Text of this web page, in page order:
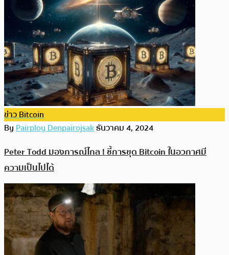
ข่าว Bitcoin
ByPairploy Denpairojsakธันวาคม 4, 2024
Peter Todd มองการณ์ไกล ! ชี้การขุด Bitcoin ในอวกาศมี
ความเป็นไปได้